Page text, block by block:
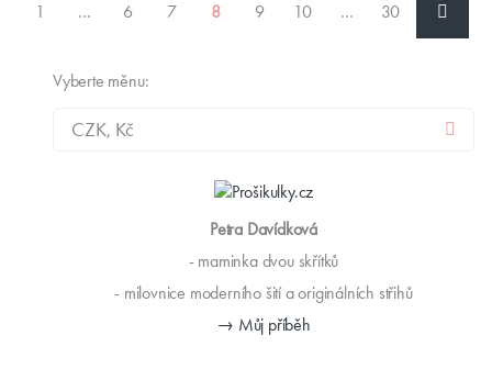
1 … 6 7 8 9 10 … 30
Vyberte měnu:
Petra Davídková
- maminka dvou skřítků
- milovnice moderního šití a originálních střihů
→ Můj příběh